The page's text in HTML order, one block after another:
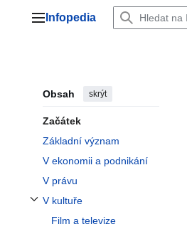
Hlavní menu
Infopedia
Obsah skrýt
Začátek
Základní význam
V ekonomii a podnikání
V právu
V kultuře
Přepnout podsekci V kultuře
Film a televize